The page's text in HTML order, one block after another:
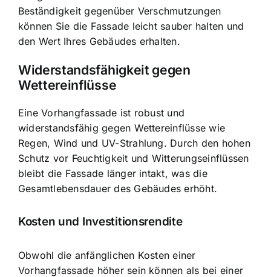
Beständigkeit gegenüber Verschmutzungen
können Sie die Fassade leicht sauber halten und
den Wert Ihres Gebäudes erhalten.
Widerstandsfähigkeit gegen
Wettereinflüsse
Eine Vorhangfassade ist robust und
widerstandsfähig gegen Wettereinflüsse wie
Regen, Wind und UV-Strahlung. Durch den hohen
Schutz vor Feuchtigkeit und Witterungseinflüssen
bleibt die Fassade länger intakt, was die
Gesamtlebensdauer des Gebäudes erhöht.
Kosten und Investitionsrendite
Obwohl die anfänglichen Kosten einer
Vorhangfassade höher sein können als bei einer